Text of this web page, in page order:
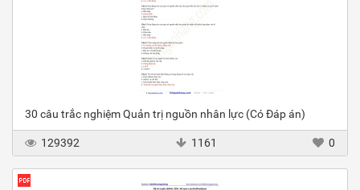
30 câu trắc nghiệm Quản trị nguồn nhân lực (Có Đáp án)
129392 1161 0